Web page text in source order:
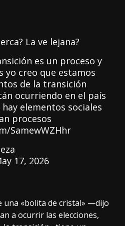
La ve lejana?
es un proceso y
yo creo que estamos
de la transición
ocurriendo en el país
elementos sociales
procesos
SamewWZHhr
17, 2026
una «bolita de cristal» —dijo
a ocurrir las elecciones,